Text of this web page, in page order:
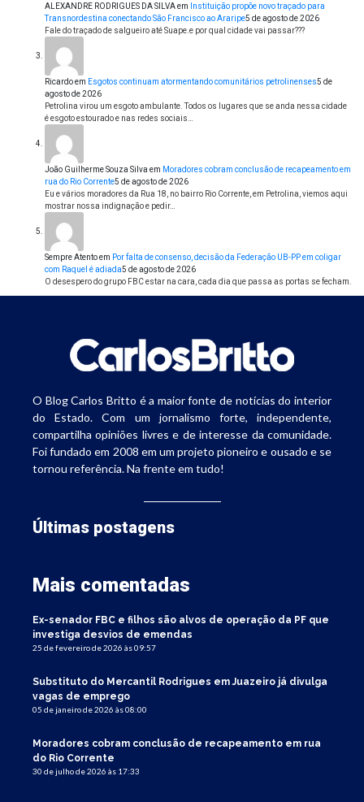
ALEXANDRE RODRIGUES DA SILVAem
Instituição propõe novo traçado para
Transnordestina conectando São Francisco ao Araripe5 de agosto de 2026
Fale do traçado de salgueiro até Suape.e por qual cidade vai passar???
Ricardoem Esgotos continuam atormentando comunitários petrolinenses5 de
agosto de 2026
Petrolina virou um esgoto ambulante. Todos os lugares que se anda nessa cidade
é esgoto estourado e nas redes sociais…
João Guilherme Souza Silva em Moradores cobram conclusão de recapeamento em
rua do Rio Corrente5 de agosto de 2026
Eu e vários moradores da Rua 18, no bairro Rio Corrente, em Petrolina, viemos aqui
mostrar nossa indignação e pedir…
Sempre Atentoem Por falta de consenso, decisão da Federação UB-PP em coligar
com Raquel é adiada5 de agosto de 2026
O desespero do grupo FBC estar na cara, cada dia que passa as portas se fecham.
O Blog Carlos Britto é a maior fonte de notícias do interior
do Estado. Com um jornalismo forte, independente,
compartilha opiniões livres e de interesse da comunidade.
Foi fundado em 2008 em um projeto pioneiro e ousado e se
tornou referência. Na frente em tudo!
Últimas postagens
Mais comentadas
Ex-senador FBC e filhos são alvos de operação da PF que
investiga desvios de emendas
25 de fevereiro de 2026 às 09:57
Substituto do Mercantil Rodrigues em Juazeiro já divulga
vagas de emprego
05 de janeiro de 2026 às 08:00
Moradores cobram conclusão de recapeamento em rua
do Rio Corrente
30 de julho de 2026 às 17:33